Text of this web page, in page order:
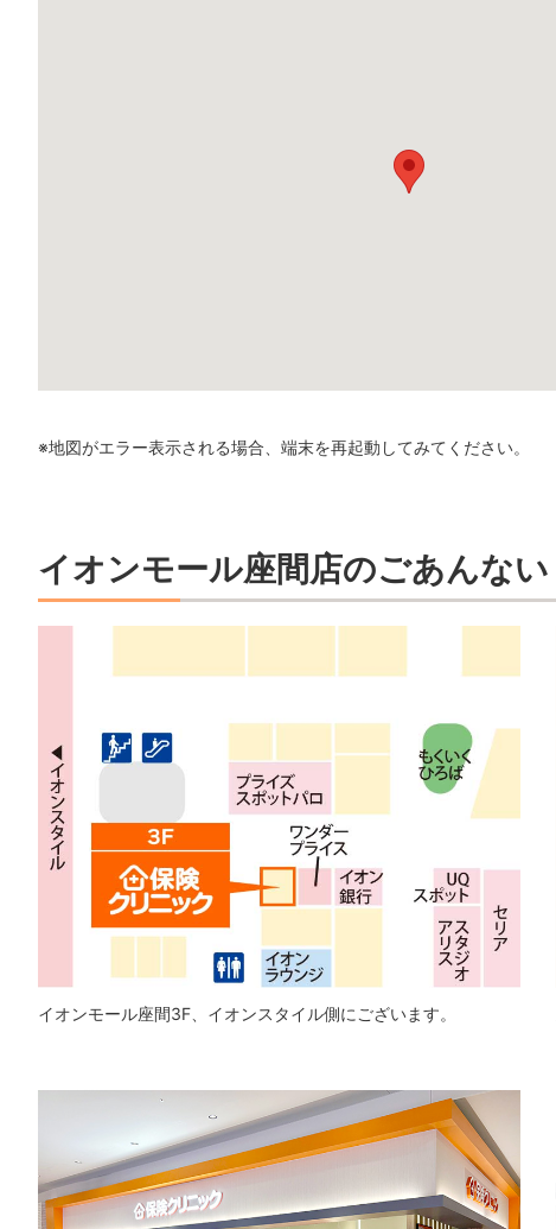
※地図がエラー表示される場合、端末を再起動してみてください。
イオンモール座間店のごあんない
イオンモール座間3F、イオンスタイル側にございます。